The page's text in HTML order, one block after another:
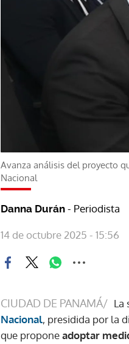
Avanza análisis del proyecto
Nacional
Danna Durán - Periodista
14 de octubre 2025 - 15:56
CIUDAD DE PANAMÁ/ La
Nacional, presidida por la
que proponeadoptar